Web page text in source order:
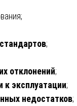
;
отклонений;
к эксплуатации;
недостатков;